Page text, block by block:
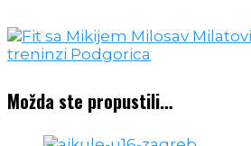
Možda ste propustili…